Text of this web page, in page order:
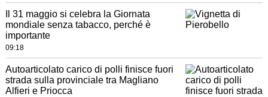
Il 31 maggio si celebra la Giornata
mondiale senza tabacco, perché è
importante
09:18
Autoarticolato carico di polli finisce fuori
strada sulla provinciale tra Magliano
Alfieri e Priocca